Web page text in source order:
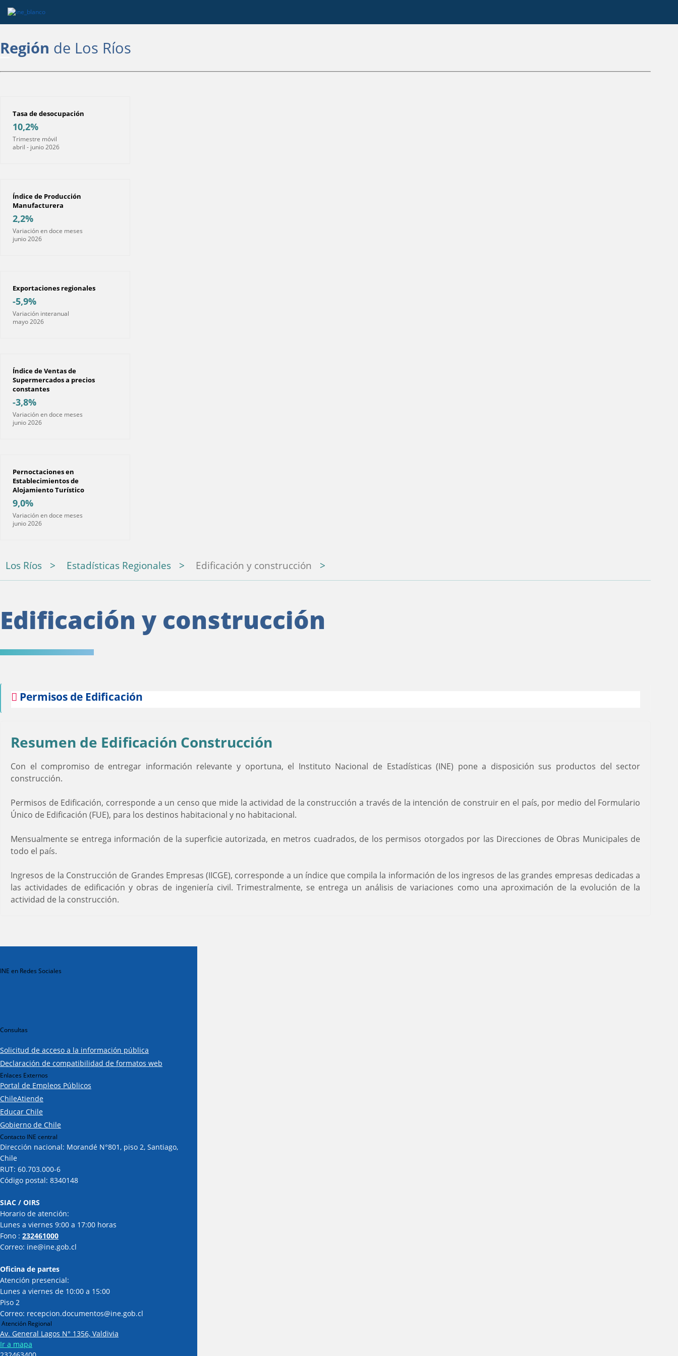
Región de Los Ríos
Tasa de desocupación
10,2%
Trimestre móvil
abril - junio 2026
Índice de Producción
Manufacturera
2,2%
Variación en doce meses
junio 2026
Exportaciones regionales
-5,9%
Variación interanual
mayo 2026
Índice de Ventas de
Supermercados a precios
constantes
-3,8%
Variación en doce meses
junio 2026
Pernoctaciones en
Establecimientos de
Alojamiento Turístico
9,0%
Variación en doce meses
junio 2026
Los Ríos Estadísticas Regionales Edificación y construcción
Edificación y construcción
Permisos de Edificación
Resumen de Edificación Construcción
Con el compromiso de entregar información relevante y oportuna, el Instituto Nacional de Estadísticas (INE) pone a disposición sus productos del sector
construcción.
Permisos de Edificación, corresponde a un censo que mide la actividad de la construcción a través de la intención de construir en el país, por medio del Formulario
Único de Edificación (FUE), para los destinos habitacional y no habitacional.
Mensualmente se entrega información de la superficie autorizada, en metros cuadrados, de los permisos otorgados por las Direcciones de Obras Municipales de
todo el país.
Ingresos de la Construcción de Grandes Empresas (IICGE), corresponde a un índice que compila la información de los ingresos de las grandes empresas dedicadas a
las actividades de edificación y obras de ingeniería civil. Trimestralmente, se entrega un análisis de variaciones como una aproximación de la evolución de la
actividad de la construcción.
INE en Redes Sociales
Consultas
Solicitud de acceso a la información pública
Declaración de compatibilidad de formatos web
Enlaces Externos
Portal de Empleos Públicos
ChileAtiende
Educar Chile
Gobierno de Chile
Contacto INE central
Dirección nacional: Morandé N°801, piso 2, Santiago,
Chile
RUT: 60.703.000-6
Código postal: 8340148
SIAC / OIRS
Horario de atención:
Lunes a viernes 9:00 a 17:00 horas
Fono : 232461000
Correo: ine@ine.gob.cl
Oficina de partes
Atención presencial:
Lunes a viernes de 10:00 a 15:00
Piso 2
Correo: recepcion.documentos@ine.gob.cl
Atención Regional
Av. General Lagos N° 1356, Valdivia
Ir a mapa